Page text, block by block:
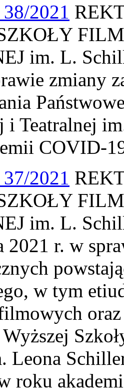
2021
im. L.
zmiany
i Teatralnej
COVID-
2021
im. L.
2021 r. w
w tym
Leona
roku